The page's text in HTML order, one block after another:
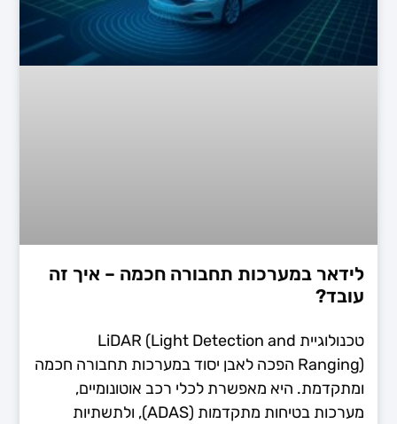
לידאר במערכות תחבורה חכמה – איך זה
עובד?
טכנולוגיית LiDAR (Light Detection and
Ranging) הפכה לאבן יסוד במערכות תחבורה חכמה
ומתקדמת. היא מאפשרת לכלי רכב אוטונומיים,
מערכות בטיחות מתקדמות (ADAS), ולתשתיות